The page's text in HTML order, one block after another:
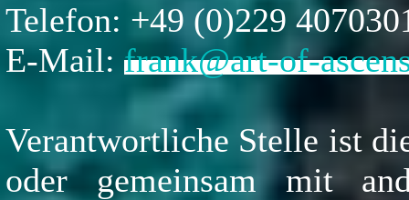
Telefon: +49 (0)229
E-Mail:frank@art-of-
Verantwortliche Stelle ist
oder gemeinsam mit